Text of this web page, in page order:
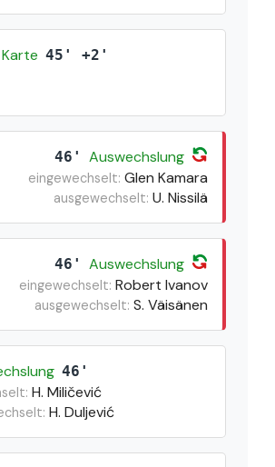
45' +2'
46' Auswechslung
eingewechselt: Glen Kamara
ausgewechselt: U. Nissilä
46' Auswechslung
eingewechselt: Robert Ivanov
ausgewechselt: S. Väisänen
46'
H. Miličević
H. Duljević